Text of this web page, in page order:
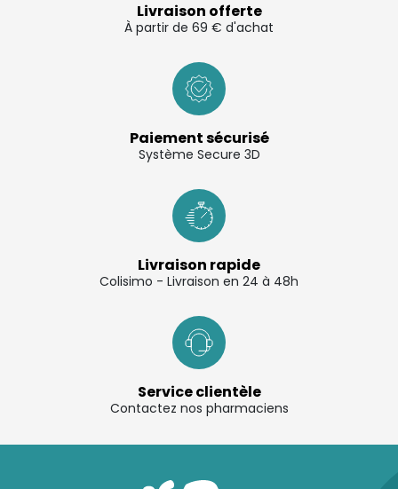
Livraison offerte
À partir de 69 € d'achat
Paiement sécurisé
Système Secure 3D
Livraison rapide
Colisimo - Livraison en 24 à 48h
Service clientèle
Contactez nos pharmaciens